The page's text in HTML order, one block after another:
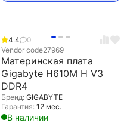
4.4
0
Vendor code27969
Материнская плата
Gigabyte H610M H V3
DDR4
Бренд: GIGABYTE
Гарантия: 12 мес.
В наличии